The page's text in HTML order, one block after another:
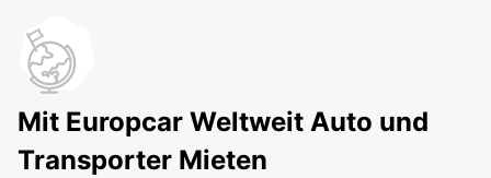
Mit Europcar Weltweit Auto und
Transporter Mieten